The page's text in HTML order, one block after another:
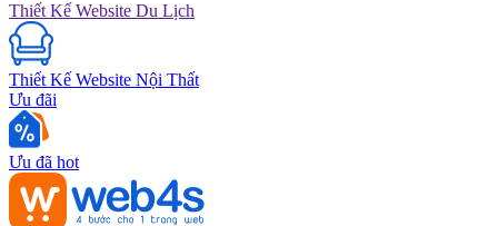
Thiết Kế Website Du Lịch
Thiết Kế Website Nội Thất
Ưu đãi
Ưu đã hot